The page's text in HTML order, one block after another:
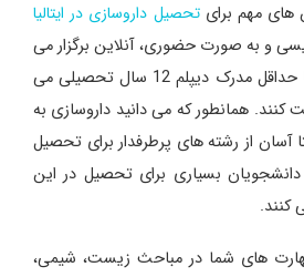
های مهم برایتحصیل داروسازی در ایتالیا
و به صورت حضوری، آنلاین برگزار می
شود. تمامی متقاضیان با حداقل مدرک دیپلم 12 سال تحصیلی می
کنند. همانطور که می دانید داروسازی به
آسان از رشته های پرطرفدار برای تحصیل
دانشجویان بسیاری برای تحصیل در این
کنند.
مهارت های شما در مباحث زیست، شیمی،